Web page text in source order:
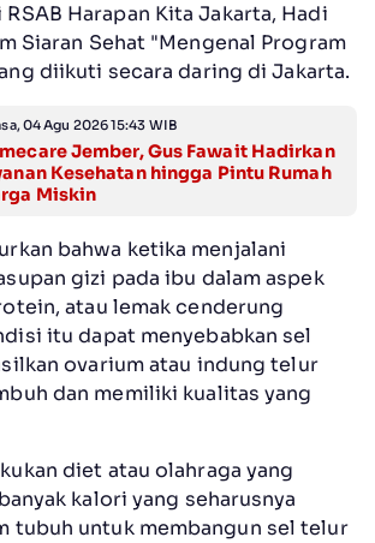
Harapan Kita Jakarta, Hadi
Siaran Sehat "Mengenal Program
diikuti secara daring di Jakarta.
04 Agu 2026 15:43 WIB
Jember, Gus Fawait Hadirkan
Kesehatan hingga Pintu Rumah
Miskin
bahwa ketika menjalani
gizi pada ibu dalam aspek
atau lemak cenderung
itu dapat menyebabkan sel
ovarium atau indung telur
dan memiliki kualitas yang
diet atau olahraga yang
kalori yang seharusnya
tubuh untuk membangun sel telur